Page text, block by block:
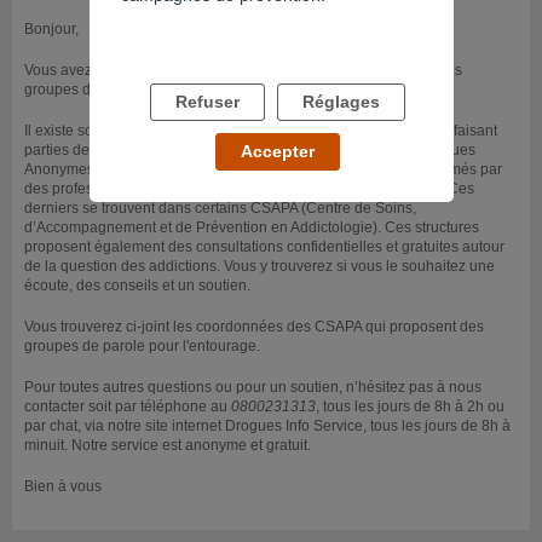
Bonjour,
Vous avez la possibilité, comme vous le souhaitez, d’assister à des
groupes de paroles qui se présentent sous diverses formes:
Il existe soit des groupes d’entraide et de parole entre personnes faisant
parties de l'entourage d'usagers de drogues tels que les Narcotiques
Anonymes (voir lien ci-dessous), soit des groupes de paroles animés par
des professionnels de santé spécialisés dans les dépendances. Ces
derniers se trouvent dans certains CSAPA (Centre de Soins,
d’Accompagnement et de Prévention en Addictologie). Ces structures
proposent également des consultations confidentielles et gratuites autour
de la question des addictions. Vous y trouverez si vous le souhaitez une
écoute, des conseils et un soutien.
Vous trouverez ci-joint les coordonnées des CSAPA qui proposent des
groupes de parole pour l'entourage.
Pour toutes autres questions ou pour un soutien, n’hésitez pas à nous
contacter soit par téléphone au 0800231313 , tous les jours de 8h à 2h ou
par chat, via notre site internet Drogues Info Service, tous les jours de 8h à
minuit. Notre service est anonyme et gratuit.
Bien à vous
Refuser Réglages
Accepter